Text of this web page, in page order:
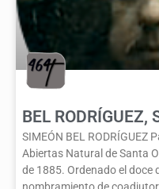
BEL RODRÍGUEZ,
SIMEÓN BEL RODRÍGUEZ
Abiertas Natural de Santa
de 1885. Ordenado el doce